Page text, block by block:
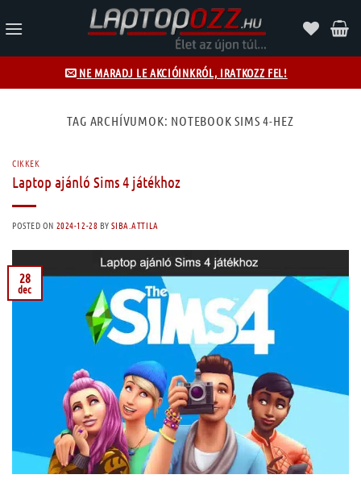
to
NE MARADJ LE AKCIÓINKRÓL, IRATKOZZ FEL!
TAG ARCHÍVUMOK: NOTEBOOK SIMS 4-HEZ
CIKKEK
Laptop ajánló Sims 4 játékhoz
POSTED ON 2024-12-28 BYSIBA.ATTILA
28
dec